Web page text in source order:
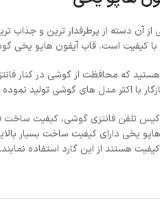
آن دسته از پرطرفدار ترین و جذاب
با کیفیت است. قاب آیفون هاپو‌ یخی
هستید که محافظت از گوشی در کنار
با اکثر مدل های گوشی تولید
تلفن فانتزی گوشی، کیفیت ساخت
یخی دارای کیفیت ساخت بسیار
هستند از این گارد استفاده نمایند.